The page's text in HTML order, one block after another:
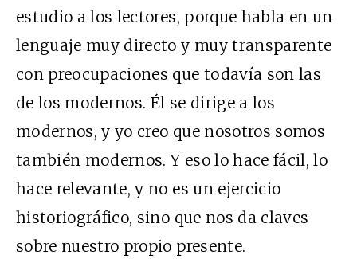
estudio a los lectores, porque habla en un
lenguaje muy directo y muy transparente
con preocupaciones que todavía son las
de los modernos. Él se dirige a los
modernos, y yo creo que nosotros somos
también modernos. Y eso lo hace fácil, lo
hace relevante, y no es un ejercicio
historiográfico, sino que nos da claves
sobre nuestro propio presente.